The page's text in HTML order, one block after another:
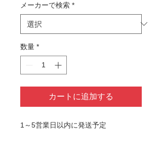
メーカーで検索 *
数量 *
カートに追加する
1～5営業日以内に発送予定